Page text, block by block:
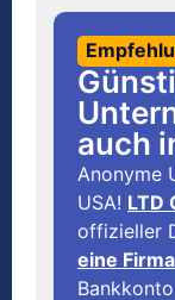
auch
Anonyme
USA! LTD
offizieller
eine